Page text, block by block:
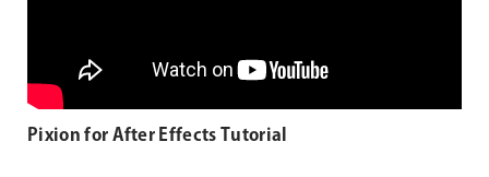
Pixion for After Effects Tutorial